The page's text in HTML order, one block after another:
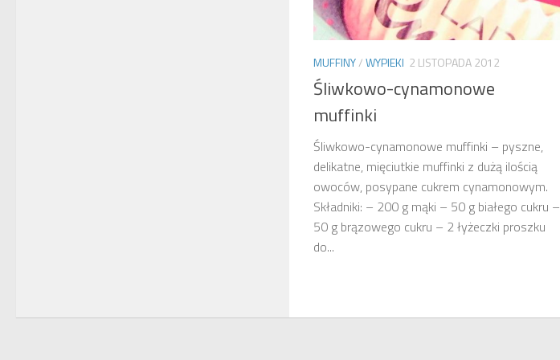
MUFFINY/WYPIEKI 2 LISTOPADA 2012
Śliwkowo-cynamonowe
muffinki
Śliwkowo-cynamonowe muffinki – pyszne,
delikatne, mięciutkie muffinki z dużą ilością
owoców, posypane cukrem cynamonowym.
Składniki: – 200 g mąki – 50 g białego cukru –
50 g brązowego cukru – 2 łyżeczki proszku
do...